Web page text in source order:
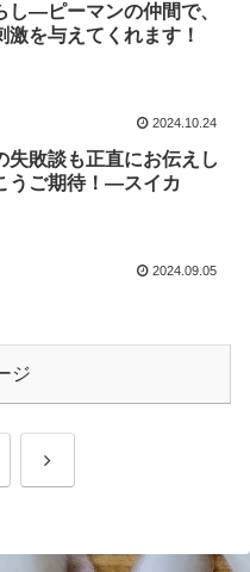
し―ピーマンの仲間で、
激を与えてくれます！
2024.10.24
失敗談も正直にお伝えし
うご期待！―スイカ
2024.09.05
ジ
次